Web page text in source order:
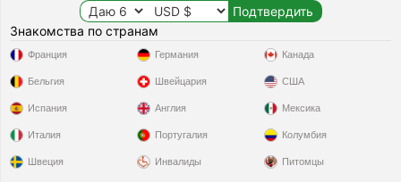
Знакомства по странам
Франция
Бельгия
Испания
Италия
Швеция
Германия
Швейцария
Англия
Португалия
Инвалиды
Канада
США
Мексика
Колумбия
Питомцы